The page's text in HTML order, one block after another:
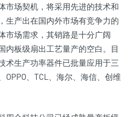
市场契机，将采用先进的技术和
生产出在国内外市场有竞争力的
市场需求，其销路是十分广阔
内板级扇出工艺量产的空白。目
术生产功率器件已批量应用于三
OPPO、TCL、海尔、海信、创维